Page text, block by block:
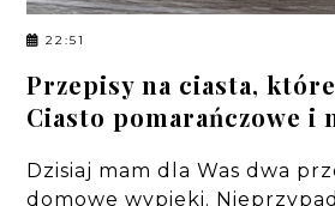
22:51
Przepisy na ciasta,
Ciasto pomarańczowe i
Dzisiaj mam dla Was dwa
domowe wypieki.